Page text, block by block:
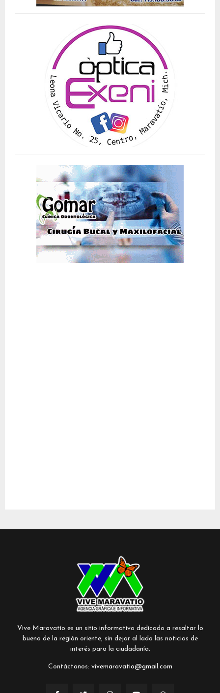
Vive Maravatío es un sitio informativo dedicado a resaltar lo
bueno de la región oriente, sin dejar al lado las noticias de
interés para la ciudadanía.
Contáctanos: vivemaravatio@gmail.com